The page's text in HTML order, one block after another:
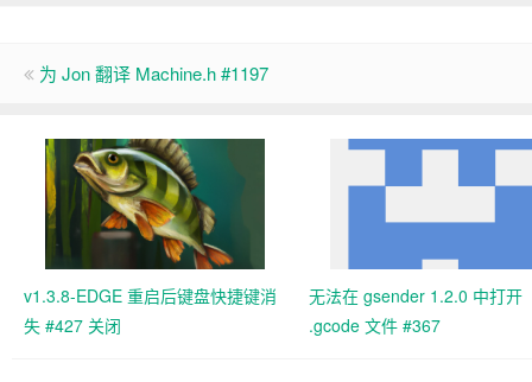
为 Jon 翻译 Machine.h #1197
v1.3.8-EDGE 重启后键盘快捷键消
失 #427 关闭
无法在 gsender 1.2.0 中打开
.gcode 文件 #367